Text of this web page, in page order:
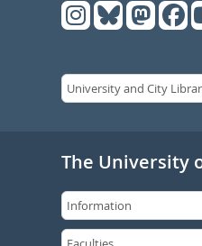
The University